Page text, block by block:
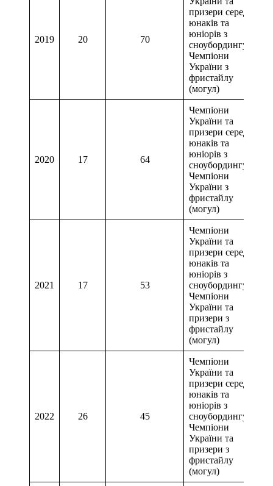
2019 20 70
призери серед
юнаків та
юніорів з
сноубордингу,
Чемпіони
України з
фристайлу
(могул)
2020 17 64
Чемпіони
України та
призери серед
юнаків та
юніорів з
сноубордингу,
Чемпіони
України з
фристайлу
(могул)
2021 17 53
Чемпіони
України та
призери серед
юнаків та
юніорів з
сноубордингу,
Чемпіони
України та
призери з
фристайлу
(могул)
2022 26 45
Чемпіони
України та
призери серед
юнаків та
юніорів з
сноубордингу,
Чемпіони
України та
призери з
фристайлу
(могул)